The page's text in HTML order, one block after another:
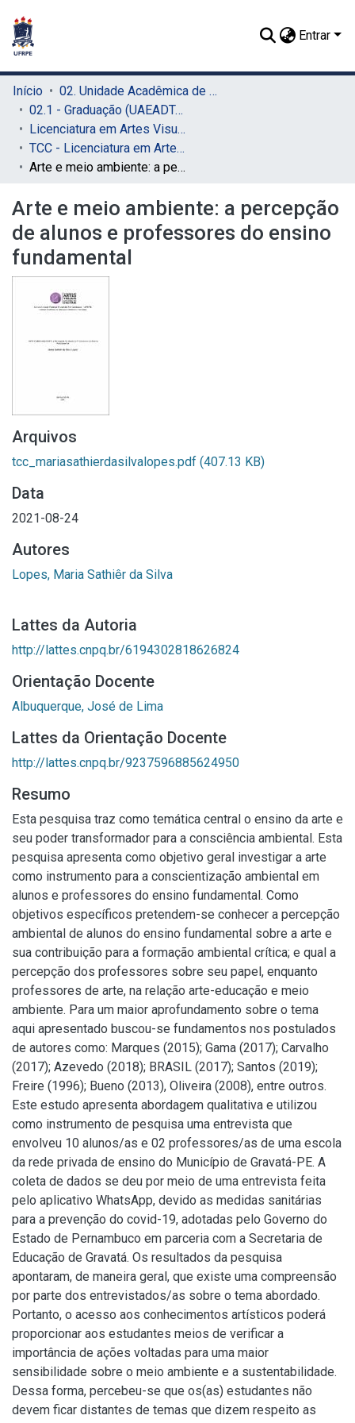
Entrar
Início
02. Unidade Acadêmica de Educação a Distância e Tecnologia (UAEADTec)
02.1 - Graduação (UAEADTec)
Licenciatura em Artes Visuais (UAEADTec)
TCC - Licenciatura em Artes Visuais (UAEADTec)
Arte e meio ambiente: a percepção de alunos e professores do ensino fundamental
Arte e meio ambiente: a percepção
de alunos e professores do ensino
fundamental
Arquivos
tcc_mariasathierdasilvalopes.pdf (407.13 KB)
Data
2021-08-24
Autores
Lopes, Maria Sathiêr da Silva
Lattes da Autoria
http://lattes.cnpq.br/6194302818626824
Orientação Docente
Albuquerque, José de Lima
Lattes da Orientação Docente
http://lattes.cnpq.br/9237596885624950
Resumo
Esta pesquisa traz como temática central o ensino da arte e
seu poder transformador para a consciência ambiental. Esta
pesquisa apresenta como objetivo geral investigar a arte
como instrumento para a conscientização ambiental em
alunos e professores do ensino fundamental. Como
objetivos específicos pretendem-se conhecer a percepção
ambiental de alunos do ensino fundamental sobre a arte e
sua contribuição para a formação ambiental crítica; e qual a
percepção dos professores sobre seu papel, enquanto
professores de arte, na relação arte-educação e meio
ambiente. Para um maior aprofundamento sobre o tema
aqui apresentado buscou-se fundamentos nos postulados
de autores como: Marques (2015); Gama (2017); Carvalho
(2017); Azevedo (2018); BRASIL (2017); Santos (2019);
Freire (1996); Bueno (2013), Oliveira (2008), entre outros.
Este estudo apresenta abordagem qualitativa e utilizou
como instrumento de pesquisa uma entrevista que
envolveu 10 alunos/as e 02 professores/as de uma escola
da rede privada de ensino do Município de Gravatá-PE. A
coleta de dados se deu por meio de uma entrevista feita
pelo aplicativo WhatsApp, devido as medidas sanitárias
para a prevenção do covid-19, adotadas pelo Governo do
Estado de Pernambuco em parceria com a Secretaria de
Educação de Gravatá. Os resultados da pesquisa
apontaram, de maneira geral, que existe uma compreensão
por parte dos entrevistados/as sobre o tema abordado.
Portanto, o acesso aos conhecimentos artísticos poderá
proporcionar aos estudantes meios de verificar a
importância de ações voltadas para uma maior
sensibilidade sobre o meio ambiente e a sustentabilidade.
Dessa forma, percebeu-se que os(as) estudantes não
devem ficar distantes de temas que dizem respeito as